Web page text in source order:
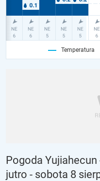
Temperatura
Pogoda
jutro - sobota 8